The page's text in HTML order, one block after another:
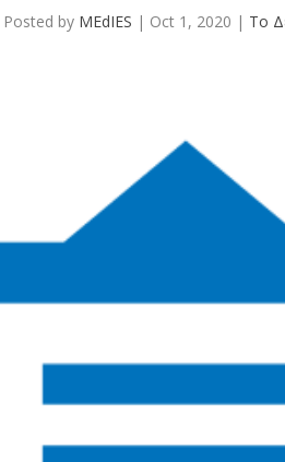
Posted by MEdIES | Oct 1, 2020 | Το